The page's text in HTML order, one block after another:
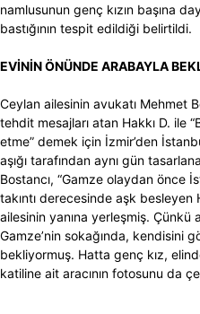
namlusunun genç kızın başına
bastığının tespit edildiği belirtildi.
EVİNİN ÖNÜNDE ARABAYLA
Ceylan ailesinin avukatı Mehmet
tehdit mesajları atan Hakkı D. ile
etme” demek için İzmir’den
aşığı tarafından aynı gün
Bostancı, “Gamze olaydan önce
takıntı derecesinde aşk besleyen
ailesinin yanına yerleşmiş. Çünkü
Gamze’nin sokağında, kendisini
bekliyormuş. Hatta genç kız,
katiline ait aracının fotosunu da